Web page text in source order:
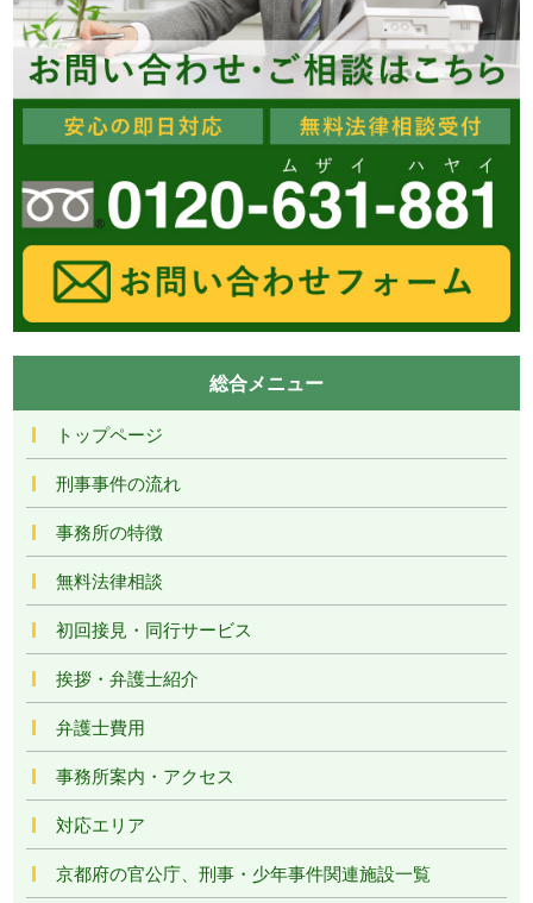
総合メニュー
トップページ
刑事事件の流れ
事務所の特徴
無料法律相談
初回接見・同行サービス
挨拶・弁護士紹介
弁護士費用
事務所案内・アクセス
対応エリア
京都府の官公庁、刑事・少年事件関連施設一覧